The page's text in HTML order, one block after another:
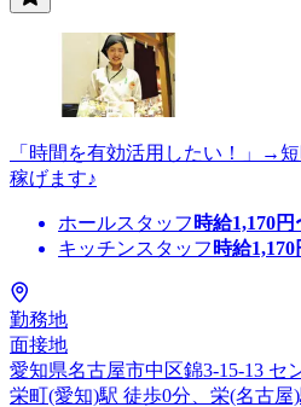
「時間を有効活用したい！」→
稼げます♪
ホールスタッフ 時給1,170円
キッチンスタッフ 時給1,170
勤務地
面接地
愛知県名古屋市中区錦3-15-13 セ
栄町(愛知)駅 徒歩0分、栄(名古